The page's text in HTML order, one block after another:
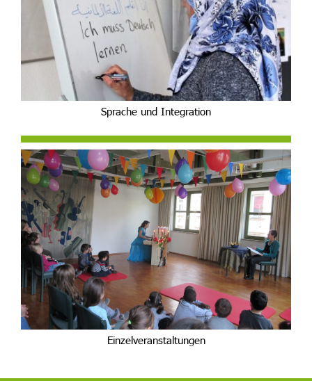
Sprache und Integration
Einzelveranstaltungen